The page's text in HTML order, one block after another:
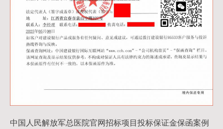
中国人民解放军总医院官网招标项目投标保证金保函案例